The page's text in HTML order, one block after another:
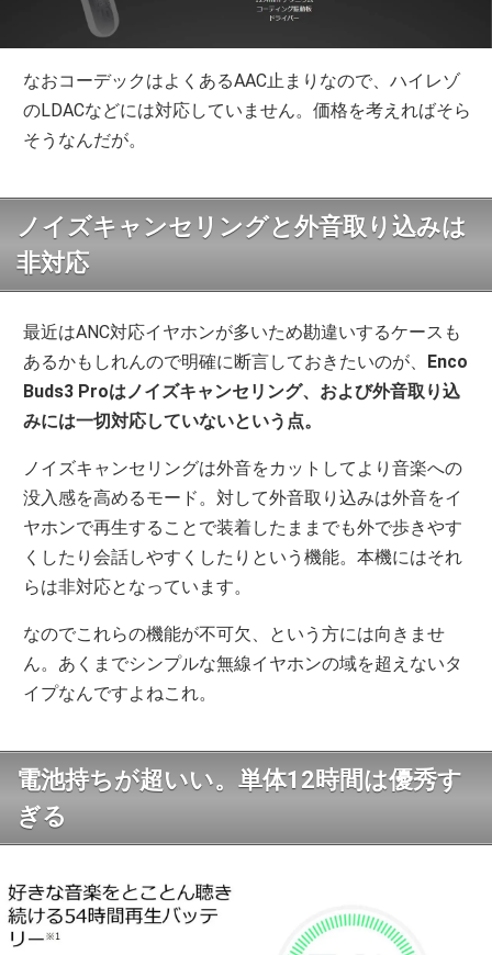
なおコーデックはよくあるAAC止まりなので、ハイレゾ
のLDACなどには対応していません。価格を考えればそら
そうなんだが。
ノイズキャンセリングと外音取り込みは
非対応
最近はANC対応イヤホンが多いため勘違いするケースも
あるかもしれんので明確に断言しておきたいのが、 Enco
Buds3 Proはノイズキャンセリング、および外音取り込
みには一切対応していないという点。
ノイズキャンセリングは外音をカットしてより音楽への
没入感を高めるモード。対して外音取り込みは外音をイ
ヤホンで再生することで装着したままでも外で歩きやす
くしたり会話しやすくしたりという機能。本機にはそれ
らは非対応となっています。
なのでこれらの機能が不可欠、という方には向きませ
ん。あくまでシンプルな無線イヤホンの域を超えないタ
イプなんですよねこれ。
電池持ちが超いい。単体12時間は優秀す
ぎる